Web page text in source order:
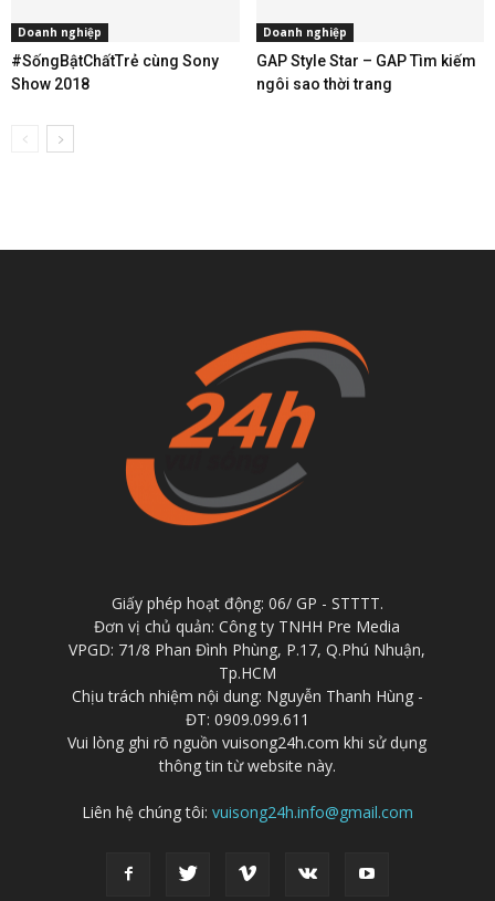
Doanh nghiệp
#SốngBậtChấtTrẻ cùng Sony
Show 2018
Doanh nghiệp
GAP Style Star – GAP Tìm kiếm
ngôi sao thời trang
Giấy phép hoạt động: 06/ GP - STTTT.
Đơn vị chủ quản: Công ty TNHH Pre Media
VPGD: 71/8 Phan Đình Phùng, P.17, Q.Phú Nhuận,
Tp.HCM
Chịu trách nhiệm nội dung: Nguyễn Thanh Hùng -
ĐT: 0909.099.611
Vui lòng ghi rõ nguồn vuisong24h.com khi sử dụng
thông tin từ website này.
Liên hệ chúng tôi: vuisong24h.info@gmail.com